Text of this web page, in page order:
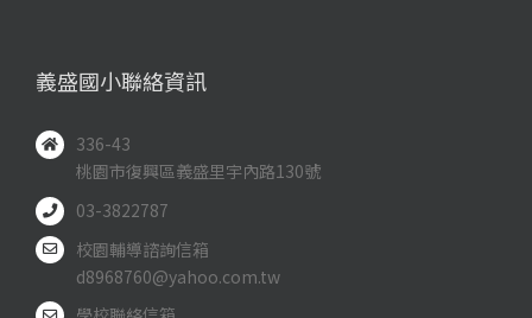
義盛國小聯絡資訊
336-43
桃園市復興區義盛里宇內路130號
03-3822787
校園輔導諮詢信箱
d8968760@yahoo.com.tw